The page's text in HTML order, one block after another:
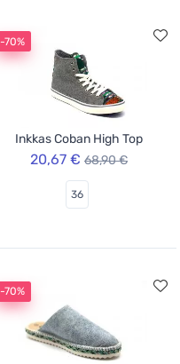
-70%
Inkkas Coban High Top
20,67 € 68,90 €
36
-70%